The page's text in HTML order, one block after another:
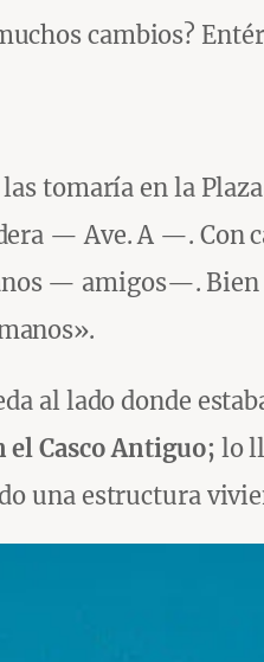
cambios?
tomaría en la
— Ave. A —. Con
— amigos—. Bien
al lado donde
el Casco Antiguo; lo
una estructura